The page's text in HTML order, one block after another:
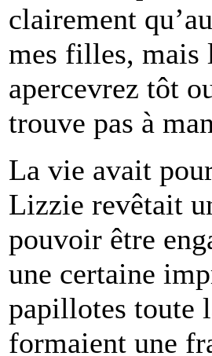
clairement
mes filles, mais
apercevrez tôt
trouve pas à
La vie avait
Lizzie revêtait
pouvoir être
une certaine
papillotes toute
formaient une